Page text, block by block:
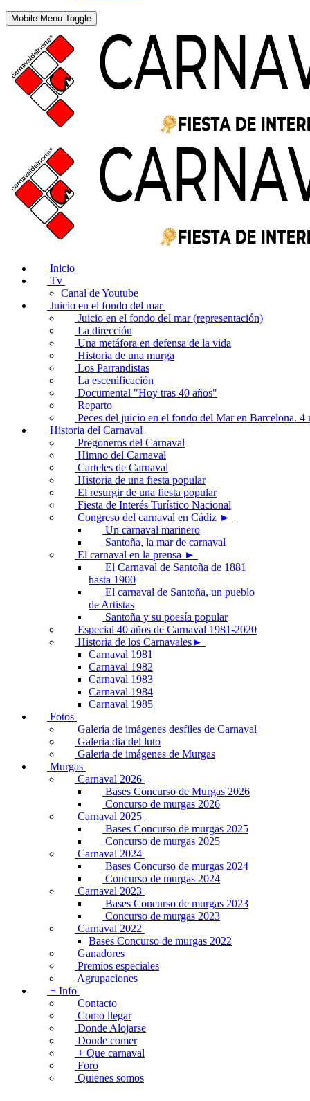
Mobile Menu Toggle
Inicio
Tv
Canal de Youtube
Juicio en el fondo del mar
Juicio en el fondo del mar (representación)
La dirección
Una metáfora en defensa de la vida
Historia de una murga
Los Parrandistas
La escenificación
Documental "Hoy tras 40 años"
Reparto
Peces del juicio en el fondo del Mar en Barcelona. 4
Historia del Carnaval
Pregoneros del Carnaval
Himno del Carnaval
Carteles de Carnaval
Historia de una fiesta popular
El resurgir de una fiesta popular
Fiesta de Interés Turístico Nacional
Congreso del carnaval en Cádiz ►
Un carnaval marinero
Santoña, la mar de carnaval
El carnaval en la prensa ►
El Carnaval de Santoña de 1881
hasta 1900
El carnaval de Santoña, un pueblo
de Artistas
Santoña y su poesía popular
Especial 40 años de Carnaval 1981-2020
Historia de los Carnavales►
Carnaval 1981
Carnaval 1982
Carnaval 1983
Carnaval 1984
Carnaval 1985
Fotos
Galería de imágenes desfiles de Carnaval
Galeria dia del luto
Galeria de imágenes de Murgas
Murgas
Carnaval 2026
Bases Concurso de Murgas 2026
Concurso de murgas 2026
Carnaval 2025
Bases Concurso de murgas 2025
Concurso de murgas 2025
Carnaval 2024
Bases Concurso de murgas 2024
Concurso de murgas 2024
Carnaval 2023
Bases Concurso de murgas 2023
Concurso de murgas 2023
Carnaval 2022
Bases Concurso de murgas 2022
Ganadores
Premios especiales
Agrupaciones
+ Info
Contacto
Como llegar
Donde Alojarse
Donde comer
+ Que carnaval
Foro
Quienes somos